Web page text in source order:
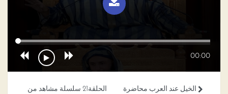
00:00
الحلقة21 سلسلة مشاهد من
الخيل عند العرب محاضرة